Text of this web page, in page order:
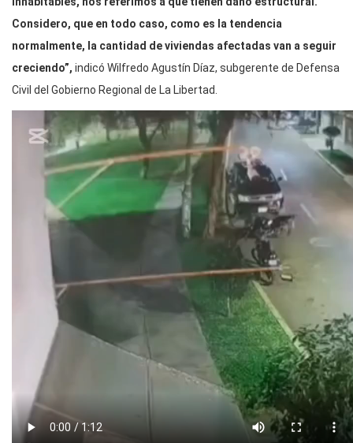
Considero, que en todo caso, como es la tendencia
normalmente, la cantidad de viviendas afectadas van a seguir
creciendo”, indicó Wilfredo Agustín Díaz, subgerente de Defensa
Civil del Gobierno Regional de La Libertad.